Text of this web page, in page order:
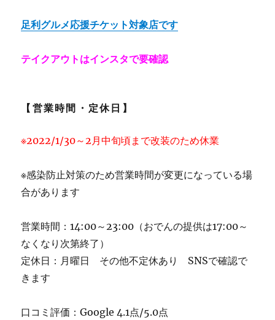
足利グルメ応援チケット対象店です
テイクアウトはインスタで要確認
【営業時間・定休日】
※2022/1/30～2月中旬頃まで改装のため休業
※感染防止対策のため営業時間が変更になっている場
合があります
営業時間：14:00～23:00（おでんの提供は17:00～
なくなり次第終了）
定休日：月曜日 その他不定休あり SNSで確認で
きます
口コミ評価：Google 4.1点/5.0点